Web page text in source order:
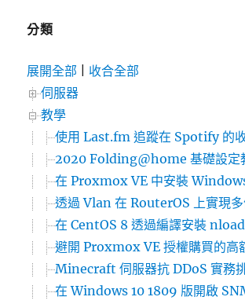
分類
展開全部
收合全部
伺服器
教學
使用 Last.fm 追蹤在 Spotify 的
2020 Folding@home 基礎設定
在 Proxmox VE 中安裝 Windows
透過 Vlan 在 RouterOS 上實現
在 CentOS 8 透過編譯安裝 nload
避開 Proxmox VE 授權購買的高
Minecraft 伺服器抗 DDoS 實務
在 Windows 10 1809 版開啟